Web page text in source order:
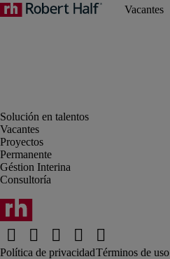
Vacantes
Proyectos
Permanente
Géstion Interina
Consultoría
Política de privacidadTérminos de uso